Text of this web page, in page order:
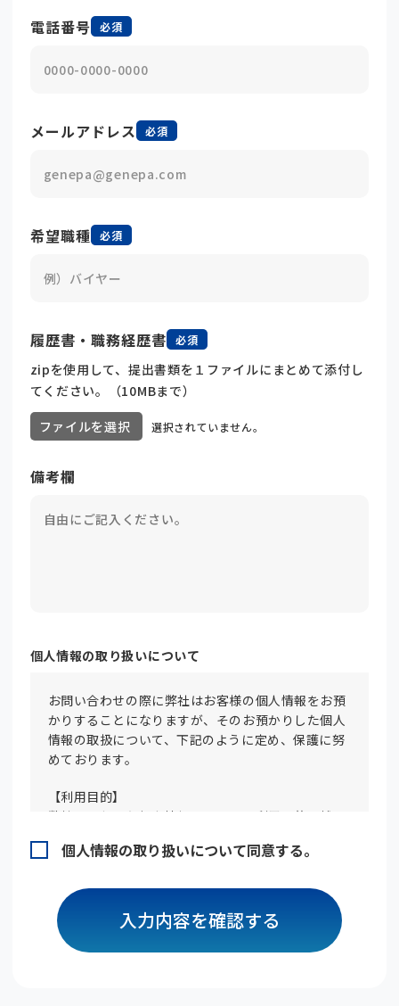
電話番号 必須
メールアドレス 必須
希望職種 必須
履歴書・職務経歴書 必須
zipを使用して、提出書類を１ファイルにまとめて添付し
てください。（10MBまで）
ファイルを選択
選択されていません。
備考欄
個人情報の取り扱いについて
お問い合わせの際に弊社はお客様の個人情報をお預
かりすることになりますが、そのお預かりした個人
情報の取扱について、下記のように定め、保護に努
めております。
【利用目的】
弊社で取得した個人情報は、下記の利用目的を越え
人事採用活動（書類審査、面接、評価、応募者への
【第三者への提供】
弊社は法律で定められている場合を除いて、お客様
の個人情報を当該本人の同意を得ず第三者に提供す
個人情報の取り扱いについて同意する。